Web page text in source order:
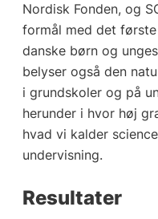
Nordisk Fonden, og
formål med det
danske børn og
belyser også den
i grundskoler og på
herunder i hvor høj
hvad vi kalder
undervisning.
Resultater